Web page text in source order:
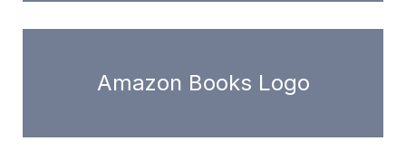
Amazon Books Logo